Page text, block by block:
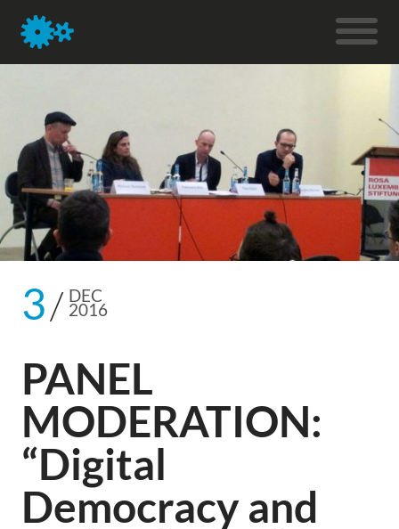
3 DEC
2016
PANEL
MODERATION:
“Digital
Democracy and